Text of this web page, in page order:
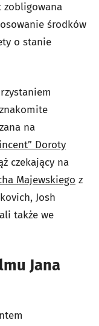
zobligowana
środków
o stanie
na
Doroty
czekający na
Majewskiego z
Josh
także we
Jana